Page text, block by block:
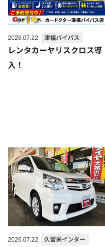
2026.07.22 津福バイパス
レンタカーヤリスクロス導
入！
2026.07.22 久留米インター